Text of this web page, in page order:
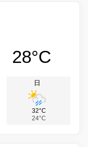
28°C
日
32°C
24°C